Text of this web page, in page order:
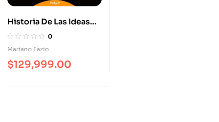
Historia De Las Ideas
Contemporáneas. Una
Lectura Del Proceso De
0
Mariano Fazio
$129,999.00